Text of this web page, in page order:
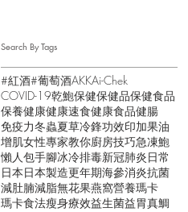
Search By Tags
#紅酒#葡萄酒AKKAi-Chek
COVID-19乾鮑保健保健品保健食品
保養健康健康速食健康食品健腸
免疫力冬蟲夏草冷鋒功效印加果油
增肌女性專家教你廚房技巧急凍鮑
懶人包手腳冰冷排毒新冠肺炎日常
日本日本製造更年期海參消炎抗菌
減肚腩減脂無花果燕窩營養瑪卡
瑪卡食法瘦身療效益生菌益胃真鯛